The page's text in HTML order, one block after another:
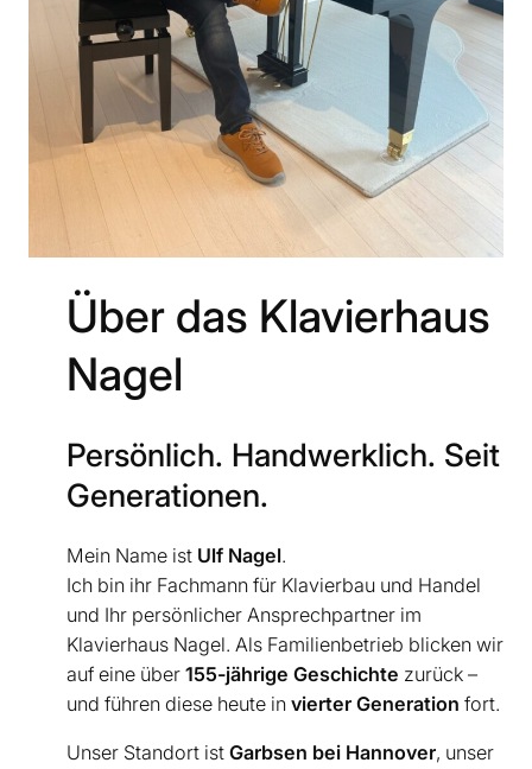
Über das Klavierhaus
Nagel
Persönlich. Handwerklich. Seit
Generationen.
Mein Name ist Ulf Nagel.
Ich bin ihr Fachmann für Klavierbau und Handel
und Ihr persönlicher Ansprechpartner im
Klavierhaus Nagel. Als Familienbetrieb blicken wir
auf eine über 155-jährige Geschichte zurück –
und führen diese heute in vierter Generation fort.
Unser Standort ist Garbsen bei Hannover, unser